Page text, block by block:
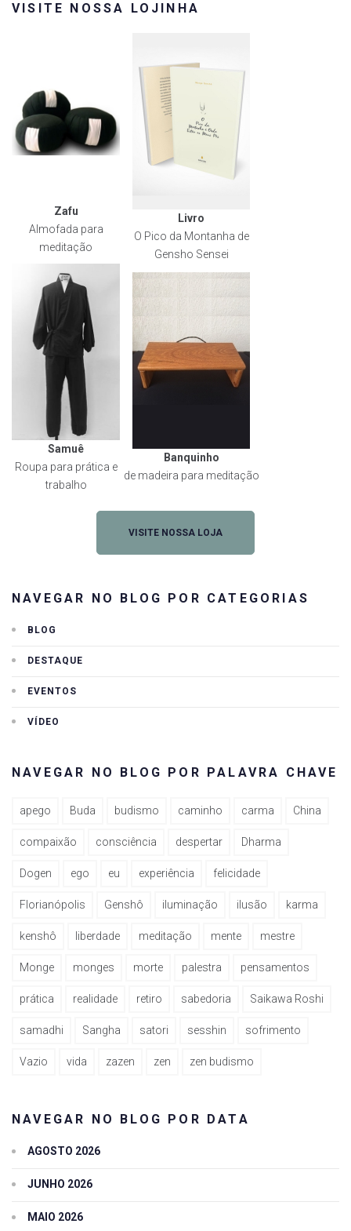
VISITE NOSSA LOJINHA
Zafu
Almofada para
meditação
Livro
O Pico da Montanha de
Gensho Sensei
Samuê
Roupa para prática e
trabalho
Banquinho
de madeira para meditação
VISITE NOSSA LOJA
NAVEGAR NO BLOG POR CATEGORIAS
BLOG
DESTAQUE
EVENTOS
VÍDEO
NAVEGAR NO BLOG POR PALAVRA CHAVE
apego Buda budismo caminho carma China
compaixão consciência despertar Dharma
Dogen ego eu experiência felicidade
Florianópolis Genshô iluminação ilusão karma
kenshô liberdade meditação mente mestre
Monge monges morte palestra pensamentos
prática realidade retiro sabedoria Saikawa Roshi
samadhi Sangha satori sesshin sofrimento
Vazio vida zazen zen zen budismo
NAVEGAR NO BLOG POR DATA
AGOSTO 2026
JUNHO 2026
MAIO 2026